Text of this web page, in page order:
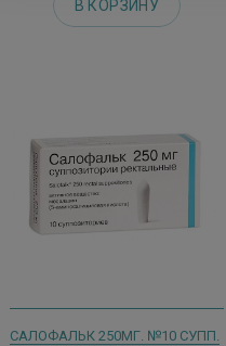
В КОРЗИНУ
САЛОФАЛЬК 250МГ. №10 СУПП.